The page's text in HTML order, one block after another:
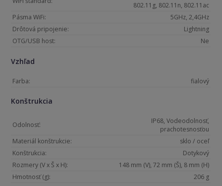
802.11g, 802.11n, 802.11ac
Pásma WiFi:
5GHz, 2,4GHz
Drôtová pripojenie:
Lightning
OTG/USB host:
Ne
Vzhľad
Farba: fialový
Konštrukcia
Odolnosť:
IP68, Vodeodolnosť,
prachotesnosťou
Materiál konštrukcie:
sklo / oceľ
Konštrukcia:
Dotykový
Rozmery (V x Š x H):
148 mm (V), 72 mm (Š), 8 mm (H)
Hmotnosť (g):
206 g